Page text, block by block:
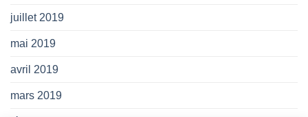
juillet 2019
mai 2019
avril 2019
mars 2019